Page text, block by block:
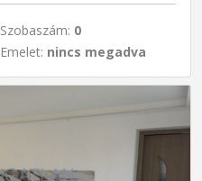
Szobaszám: 0
Emelet: nincs megadva